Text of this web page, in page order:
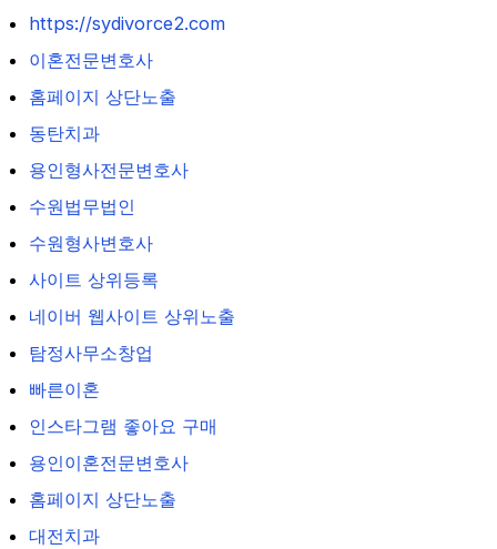
https://sydivorce2.com
이혼전문변호사
홈페이지 상단노출
동탄치과
용인형사전문변호사
수원법무법인
수원형사변호사
사이트 상위등록
네이버 웹사이트 상위노출
탐정사무소창업
빠른이혼
인스타그램 좋아요 구매
용인이혼전문변호사
홈페이지 상단노출
대전치과